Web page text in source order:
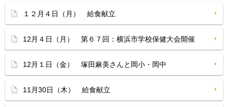
１２月４日（月） 給食献立
12月４日（月） 第６７回：横浜市学校保健大会開催
12月１日（金） 塚田麻美さんと岡小・岡中
11月30日（木） 給食献立